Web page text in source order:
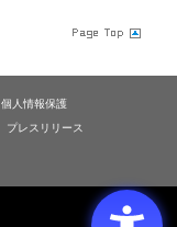
個人情報保護
プレスリリース